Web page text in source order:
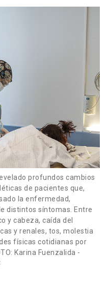
profundos cambios
de pacientes que,
la enfermedad,
distintos síntomas. Entre
y cabeza, caída del
y renales, tos, molestia
físicas cotidianas por
Karina Fuenzalida -